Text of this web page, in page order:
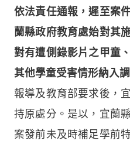
依法責任通報，遲至案
蘭縣政府教育處始對其
對有遭側錄影片之甲童
其他學童受害情形納入
報導及教育部要求後，
持原處分。是以，宜蘭
案發前未及時補足學前